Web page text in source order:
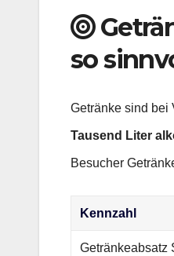
so
Getränke sind bei
Tausend Liter
Besucher
Kennzahl
Getränkeabsatz